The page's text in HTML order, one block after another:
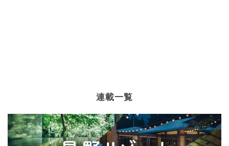
連載一覧